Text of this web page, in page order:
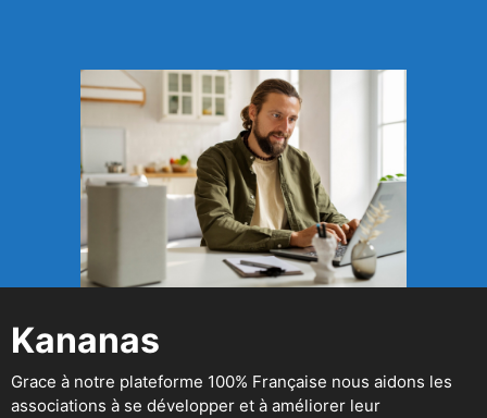
Kananas
Grace à notre plateforme 100% Française nous aidons les
associations à se développer et à améliorer leur